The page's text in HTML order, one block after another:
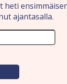
ajantasalla.